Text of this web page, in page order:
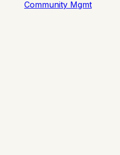
Community Mgmt